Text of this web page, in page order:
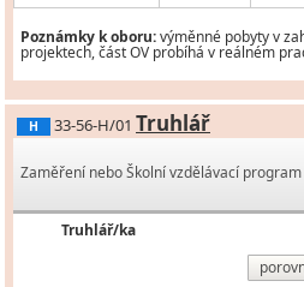
Poznámky k oboru:výměnné pobyty v
projektech, část OV probíhá v reálném
H 33-56-H/01 Truhlář
Zaměření nebo Školní vzdělávací program
Truhlář/ka